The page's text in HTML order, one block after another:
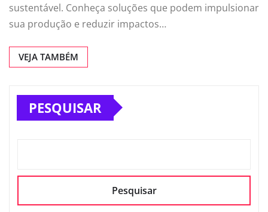
sustentável. Conheça soluções que podem impulsionar
sua produção e reduzir impactos…
VEJA TAMBÉM
PESQUISAR
Pesquisar